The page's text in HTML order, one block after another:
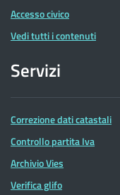
Accesso civico
Vedi tutti i contenuti
Servizi
Correzione dati catastali
Controllo partita Iva
Archivio Vies
Verifica glifo